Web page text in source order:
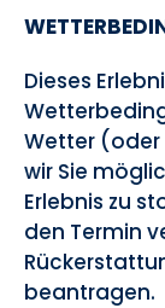
Dieses
Wetter (oder
wir Sie
Erlebnis zu
den Termin
beantragen.